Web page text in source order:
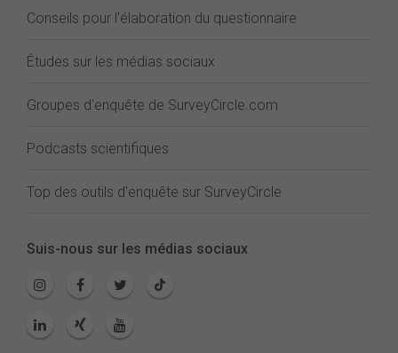
Conseils pour l'élaboration du questionnaire
Études sur les médias sociaux
Groupes d'enquête de SurveyCircle.com
Podcasts scientifiques
Top des outils d'enquête sur SurveyCircle
Suis-nous sur les médias sociaux